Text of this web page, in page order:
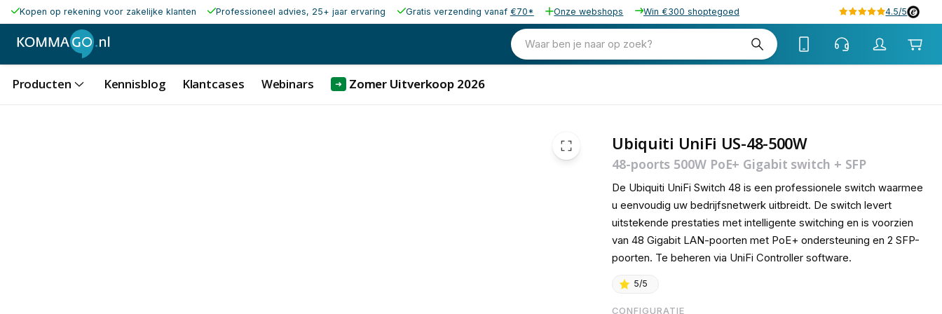
Kopen op rekening voor zakelijke klanten Professioneel advies, 25+ jaar ervaring Gratis verzending vanaf €70* Onze webshops Win €300 shoptegoed 4.5/5
Waar ben je naar op zoek?
Producten Kennisblog Klantcases Webinars ➜ Zomer Uitverkoop 2026
Ubiquiti UniFi US-48-500W
48-poorts 500W PoE+ Gigabit switch + SFP
De Ubiquiti UniFi Switch 48 is een professionele switch waarmee
u eenvoudig uw bedrijfsnetwerk uitbreidt. De switch levert
uitstekende prestaties met intelligente switching en is voorzien
van 48 Gigabit LAN-poorten met PoE+ ondersteuning en 2 SFP-
poorten. Te beheren via UniFi Controller software.
5/5
CONFIGURATIE
1.044,70 excl. btw
1.264,09 incl. btw